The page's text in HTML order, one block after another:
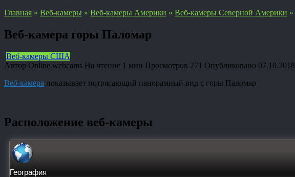
Главная » Веб-камеры » Веб-камеры Америки » Веб-камеры Северной Америки »
Веб-камера горы Паломар
Веб-камеры США
Автор Online.webcams На чтение 1 мин Просмотров 271 Опубликовано 07.10.2018
Веб-камера показывает потрясающий панорамный вид с горы Паломар
Расположение веб-камеры
География